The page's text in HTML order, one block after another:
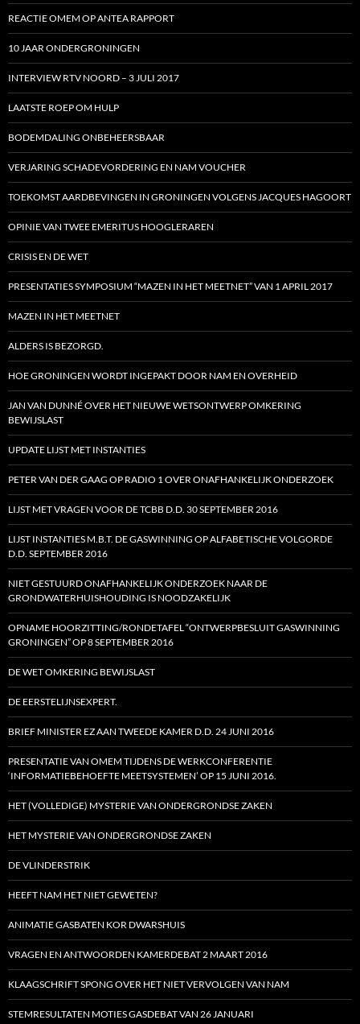
REACTIE OMEM OP ANTEA RAPPORT
10 JAAR ONDERGRONINGEN
INTERVIEW RTV NOORD – 3 JULI 2017
LAATSTE ROEP OM HULP
BODEMDALING ONBEHEERSBAAR
VERJARING SCHADEVORDERING EN NAM VOUCHER
TOEKOMST AARDBEVINGEN IN GRONINGEN VOLGENS JACQUES HAGOORT
OPINIE VAN TWEE EMERITUS HOOGLERAREN
CRISIS EN DE WET
PRESENTATIES SYMPOSIUM “MAZEN IN HET MEETNET” VAN 1 APRIL 2017
MAZEN IN HET MEETNET
ALDERS IS BEZORGD.
HOE GRONINGEN WORDT INGEPAKT DOOR NAM EN OVERHEID
JAN VAN DUNNÉ OVER HET NIEUWE WETSONTWERP OMKERING
BEWIJSLAST
UPDATE LIJST MET INSTANTIES
PETER VAN DER GAAG OP RADIO 1 OVER ONAFHANKELIJK ONDERZOEK
LIJST MET VRAGEN VOOR DE TCBB D.D. 30 SEPTEMBER 2016
LIJST INSTANTIES M.B.T. DE GASWINNING OP ALFABETISCHE VOLGORDE
D.D. SEPTEMBER 2016
NIET GESTUURD ONAFHANKELIJK ONDERZOEK NAAR DE
GRONDWATERHUISHOUDING IS NOODZAKELIJK
OPNAME HOORZITTING/RONDETAFEL “ONTWERPBESLUIT GASWINNING
GRONINGEN” OP 8 SEPTEMBER 2016
DE WET OMKERING BEWIJSLAST
DE EERSTELIJNSEXPERT.
BRIEF MINISTER EZ AAN TWEEDE KAMER D.D. 24 JUNI 2016
PRESENTATIE VAN OMEM TIJDENS DE WERKCONFERENTIE
‘INFORMATIEBEHOEFTE MEETSYSTEMEN’ OP 15 JUNI 2016.
HET (VOLLEDIGE) MYSTERIE VAN ONDERGRONDSE ZAKEN
HET MYSTERIE VAN ONDERGRONDSE ZAKEN
DE VLINDERSTRIK
HEEFT NAM HET NIET GEWETEN?
ANIMATIE GASBATEN KOR DWARSHUIS
VRAGEN EN ANTWOORDEN KAMERDEBAT 2 MAART 2016
KLAAGSCHRIFT SPONG OVER HET NIET VERVOLGEN VAN NAM
STEMRESULTATEN MOTIES GASDEBAT VAN 26 JANUARI